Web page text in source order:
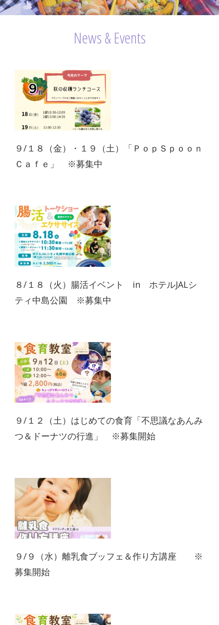
News & Events
９/１８（金）・１９（土）「ＰｏｐＳｐｏｏｎ
Ｃａｆｅ」 ※募集中
８/１８（火）腸活イベント in ホテルJALシ
ティ中島公園 ※募集中
９/１２（土）はじめての食育「不思議なあんみ
つ＆ドーナツの行進」 ※募集開始
９/９（水）離乳食ブッフェ＆作り方講座 ※
募集開始